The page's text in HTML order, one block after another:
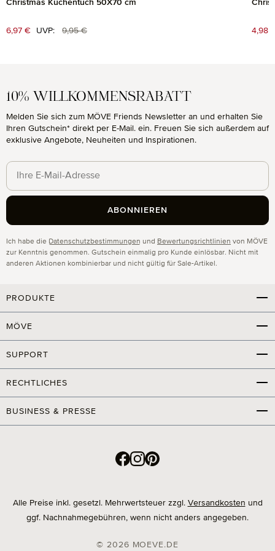
Christmas Küchentuch 50X70 cm
Verkaufspreis:
6,97 € UVP: Regulärer Preis:
9,95 € 4,98
10% WILLKOMMENSRABATT
Melden Sie sich zum MÖVE Friends Newsletter an und erhalten Sie
Ihren Gutschein* direkt per E-Mail. ein. Freuen Sie sich außerdem auf
exklusive Angebote, Neuheiten und Inspirationen.
Ich habe die Datenschutzbestimmungen und Bewertungsrichtlinien von MÖVE
zur Kenntnis genommen. Gutschein einmalig pro Kunde einlösbar. Nicht mit
anderen Aktionen kombinierbar und nicht gültig für Sale-Artikel.
ABONNIEREN
PRODUKTE
MÖVE
SUPPORT
RECHTLICHES
BUSINESS & PRESSE
Alle Preise inkl. gesetzl. Mehrwertsteuer zzgl. Versandkosten und
ggf. Nachnahmegebühren, wenn nicht anders angegeben.
© 2026 MOEVE.DE